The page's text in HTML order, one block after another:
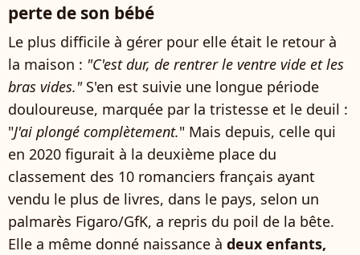
perte de son bébé
Le plus difficile à gérer pour elle était le retour à
la maison : "C'est dur, de rentrer le ventre vide et les
bras vides." S'en est suivie une longue période
douloureuse, marquée par la tristesse et le deuil :
"J'ai plongé complètement." Mais depuis, celle qui
en 2020 figurait à la deuxième place du
classement des 10 romanciers français ayant
vendu le plus de livres, dans le pays, selon un
palmarès Figaro/GfK, a repris du poil de la bête.
Elle a même donné naissance à deux enfants,